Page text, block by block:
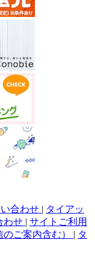
合わせ | タイアッ
わせ | サイトご利用
ご案内含む） | タ